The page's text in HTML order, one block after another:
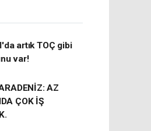
artık TOÇ gibi
var!
AZ
ÇOK İŞ